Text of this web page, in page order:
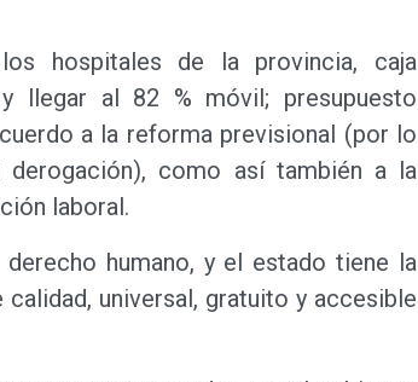
hospitales de la provincia, caja
llegar al 82 % móvil; presupuesto
a la reforma previsional (por lo
como así también a la
laboral.
humano, y el estado tiene la
universal, gratuito y accesible